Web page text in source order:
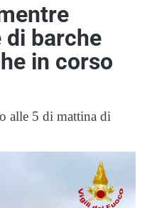
di barche
in corso
alle 5 di mattina di